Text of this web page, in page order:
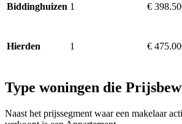
Biddinghuizen 1 €
Hierden 1 €
Type woningen die
Naast het prijssegment waar een makelaar